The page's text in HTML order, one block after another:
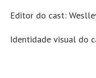
Editor do cast:
Identidade visual do